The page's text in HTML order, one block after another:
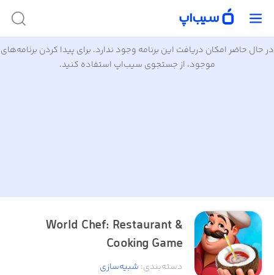
در حال حاضر امکان دریافت این برنامه وجود ندارد. برای پیدا کردن برنامه‌های
موجود، از جستجوی سیب‌اپ استفاده کنید.
World Chef: Restaurant &
Cooking Game
دسته‌بندی: شبیه‌سازی